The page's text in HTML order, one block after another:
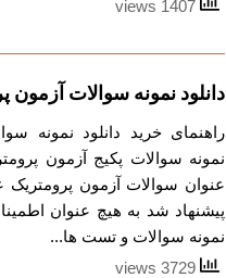
دانلود نمونه سوالات آزمون
راهنمای خرید دانلود نمونه
عنوان سوالات آزمون
پیشنهاد شد به هیچ عنوان
نمونه سوالات و تست ها...